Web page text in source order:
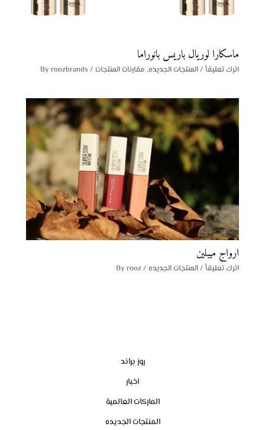
ماسكارا لوريال باريس بانوراما
اترك تعليقاً/المنتجات الجديده, مقارنات المنتجات / By
roozbrands
ارواج ميبلين
اترك تعليقاً/المنتجات الجديده / By
rooz
روز براند
اخبار
الماركات العالمية
المنتجات الجديده